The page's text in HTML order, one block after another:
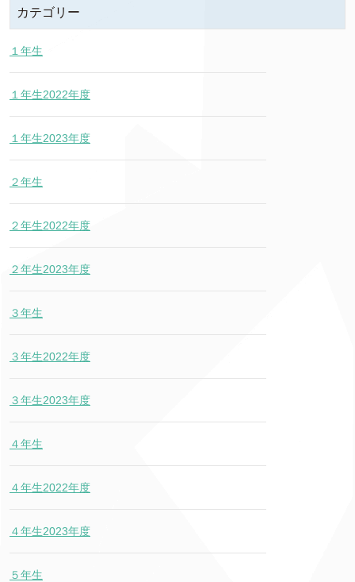
カテゴリー
１年生
１年生2022年度
１年生2023年度
２年生
２年生2022年度
２年生2023年度
３年生
３年生2022年度
３年生2023年度
４年生
４年生2022年度
４年生2023年度
５年生